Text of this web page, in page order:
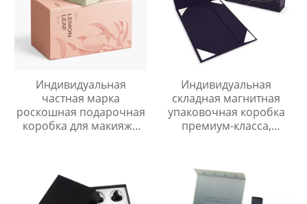
Индивидуальная
частная марка
роскошная подарочная
коробка для макияжа
Индивидуальная
складная магнитная
упаковочная коробка
премиум-класса,
для одежды/обуви